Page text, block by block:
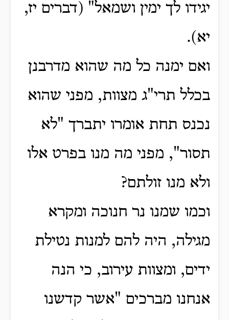
יגידו לך ימין ושמאל" (דברים יז,
יא).
ואם ימנה כל מה שהוא מדרבנן
בכלל תרי"ג מצוות, מפני שהוא
נכנס תחת אומרו יתברך "לא
תסור", מפני מה מנו בפרט אלו
ולא מנו זולתם?
וכמו שמנו נר חנוכה ומקרא
מגילה, היה להם למנות נטילת
ידים, ומצוות עירוב, כי הנה
אנחנו מברכים "אשר קדשנו